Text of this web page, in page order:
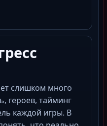
слишком много
героев, тайминг
каждой игры. В